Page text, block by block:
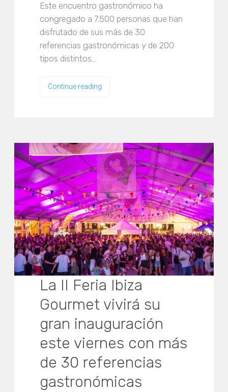
Este encuentro gastronómico ha
congregado a 7.500 personas que han
disfrutado de sus más de 30
referencias gastronómicas y de 200
tipos distintos…
Continue reading
La II Feria Ibiza
Gourmet vivirá su
gran inauguración
este viernes con más
de 30 referencias
gastronómicas